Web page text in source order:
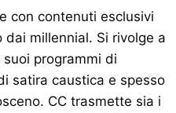
con contenuti esclusivi
millennial. Si rivolge a
programmi di
satira caustica e spesso
CC trasmette sia i